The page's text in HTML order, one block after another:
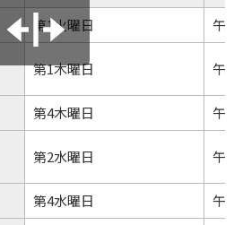
第1火曜日
午
第1木曜日 午
第4木曜日
午
第2水曜日 午
第4水曜日
午